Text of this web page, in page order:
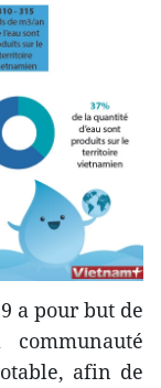
a pour but de
afin de